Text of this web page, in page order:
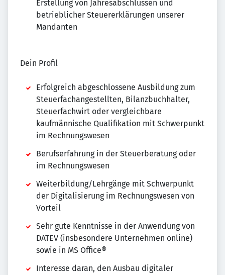
Erstellung von Jahresabschlüssen und
betrieblicher Steuererklärungen unserer
Mandanten
Dein Profil
Erfolgreich abgeschlossene Ausbildung zum
Steuerfachangestellten, Bilanzbuchhalter,
Steuerfachwirt oder vergleichbare
kaufmännische Qualifikation mit Schwerpunkt
im Rechnungswesen
Berufserfahrung in der Steuerberatung oder
im Rechnungswesen
Weiterbildung/Lehrgänge mit Schwerpunkt
der Digitalisierung im Rechnungswesen von
Vorteil
Sehr gute Kenntnisse in der Anwendung von
DATEV (insbesondere Unternehmen online)
sowie in MS Office®
Interesse daran, den Ausbau digitaler